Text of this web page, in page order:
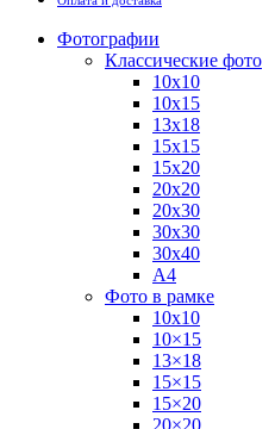
Фотографии
Классические фото
10х10
10х15
13х18
15х15
15х20
20х20
20х30
30х30
30х40
А4
Фото в рамке
10х10
10×15
13×18
15×15
15×20
20×20